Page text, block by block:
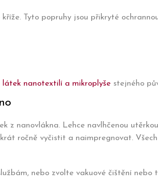
Tyto popruhy jsou přikryté
látek nanotextilí a mikroplyše stejného
z nanovlákna. Lehce navlhčenou
ročně vyčistit a naimpregnovat.
nebo zvolte vakuové čištění nebo